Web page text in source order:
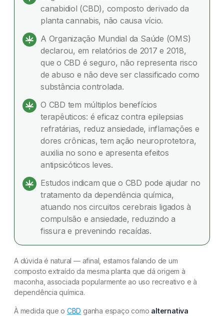
O que é canabidiol (CBD)?
O uso contínuo do CBD pode gerar vício?
Qual é o posicionamento da OMS sobre o uso
terapêutico do CBD?
CBD como agente no tratamento da
dependência de outras substâncias
Quais são os benefícios do CBD?
Considerações finais
Dúvidas frequentes
canabidiol (CBD), composto derivado da
planta cannabis, não causa vício.
A Organização Mundial da Saúde (OMS)
declarou, em relatórios de 2017 e 2018,
que o CBD é seguro, não representa risco
de abuso e não deve ser classificado como
substância controlada.
O CBD tem múltiplos benefícios
terapêuticos: é eficaz contra epilepsias
refratárias, reduz ansiedade, inflamações e
dores crônicas, tem ação neuroprotetora,
auxilia no sono e apresenta efeitos
antipsicóticos leves.
Estudos indicam que o CBD pode ajudar no
tratamento da dependência química,
atuando nos circuitos cerebrais ligados à
compulsão e ansiedade, reduzindo a
fissura e prevenindo recaídas.
A dúvida é natural — afinal, estamos falando de um
composto extraído da mesma planta que dá origem à
maconha, associada popularmente ao uso recreativo e à
dependência química.
À medida que o CBD ganha espaço como alternativa